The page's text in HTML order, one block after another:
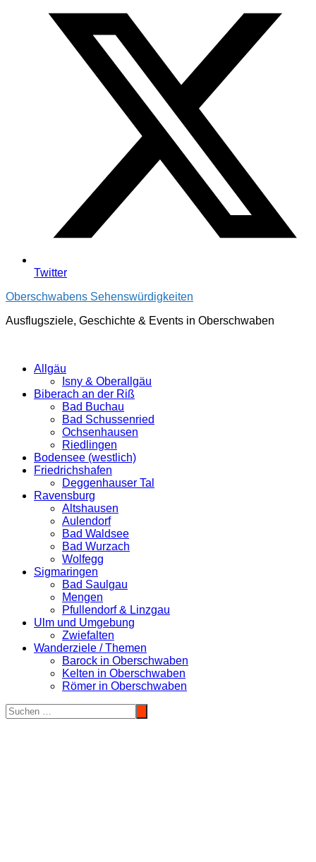
Twitter
Oberschwabens Sehenswürdigkeiten
Ausflugsziele, Geschichte & Events in Oberschwaben
Allgäu
Isny & Oberallgäu
Biberach an der Riß
Bad Buchau
Bad Schussenried
Ochsenhausen
Riedlingen
Bodensee (westlich)
Friedrichshafen
Deggenhauser Tal
Ravensburg
Altshausen
Aulendorf
Bad Waldsee
Bad Wurzach
Wolfegg
Sigmaringen
Bad Saulgau
Mengen
Pfullendorf & Linzgau
Ulm und Umgebung
Zwiefalten
Wanderziele / Themen
Barock in Oberschwaben
Kelten in Oberschwaben
Römer in Oberschwaben